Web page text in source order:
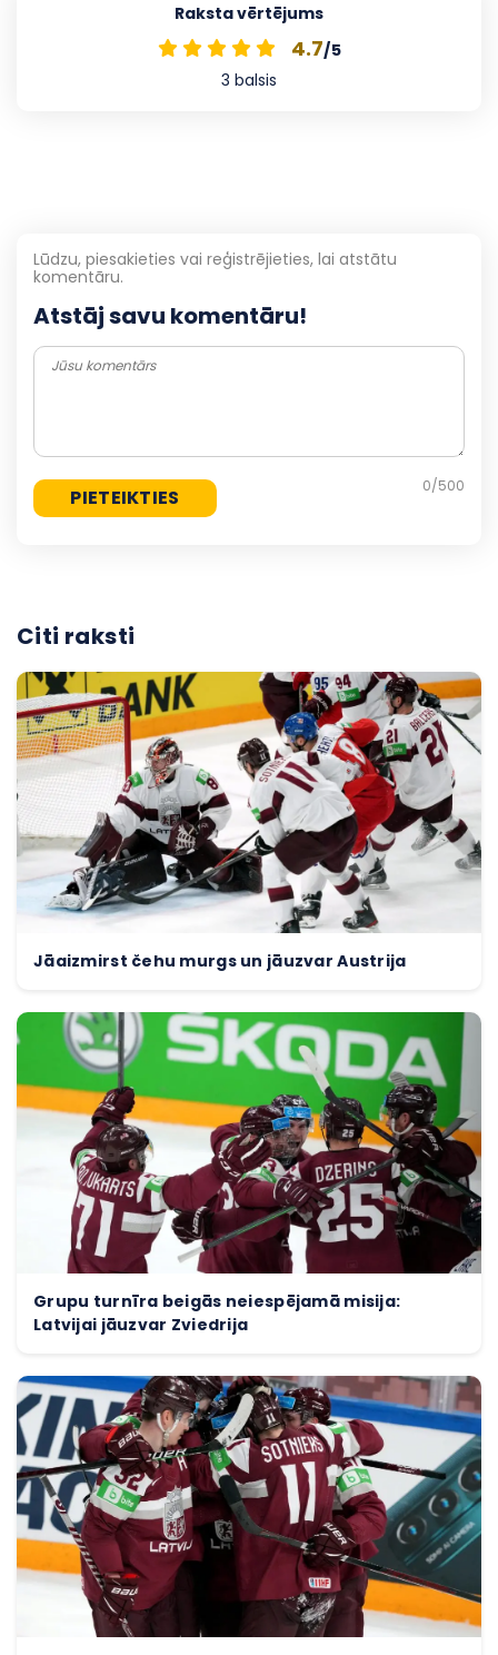
Raksta vērtējums
4.7/5
3 balsis
Atstāj savu komentāru!
Lūdzu, piesakieties vai reģistrējieties, lai atstātu
komentāru.
0/500
Citi raksti
Jāaizmirst čehu murgs un jāuzvar Austrija
Grupu turnīra beigās neiespējamā misija:
Latvijai jāuzvar Zviedrija